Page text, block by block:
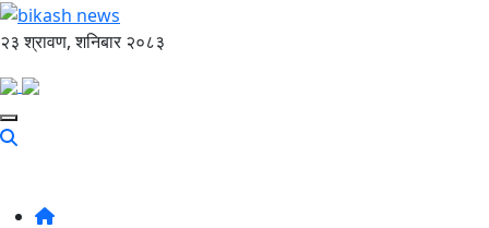
२३ श्रावण, शनिबार २०८३